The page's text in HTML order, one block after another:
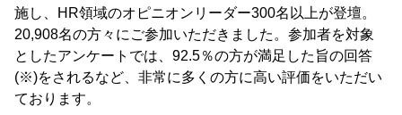
施し、HR領域のオピニオンリーダー300名以上が登壇。
20,908名の方々にご参加いただきました。参加者を対象
としたアンケートでは、92.5％の方が満足した旨の回答
(※)をされるなど、非常に多くの方に高い評価をいただい
ております。